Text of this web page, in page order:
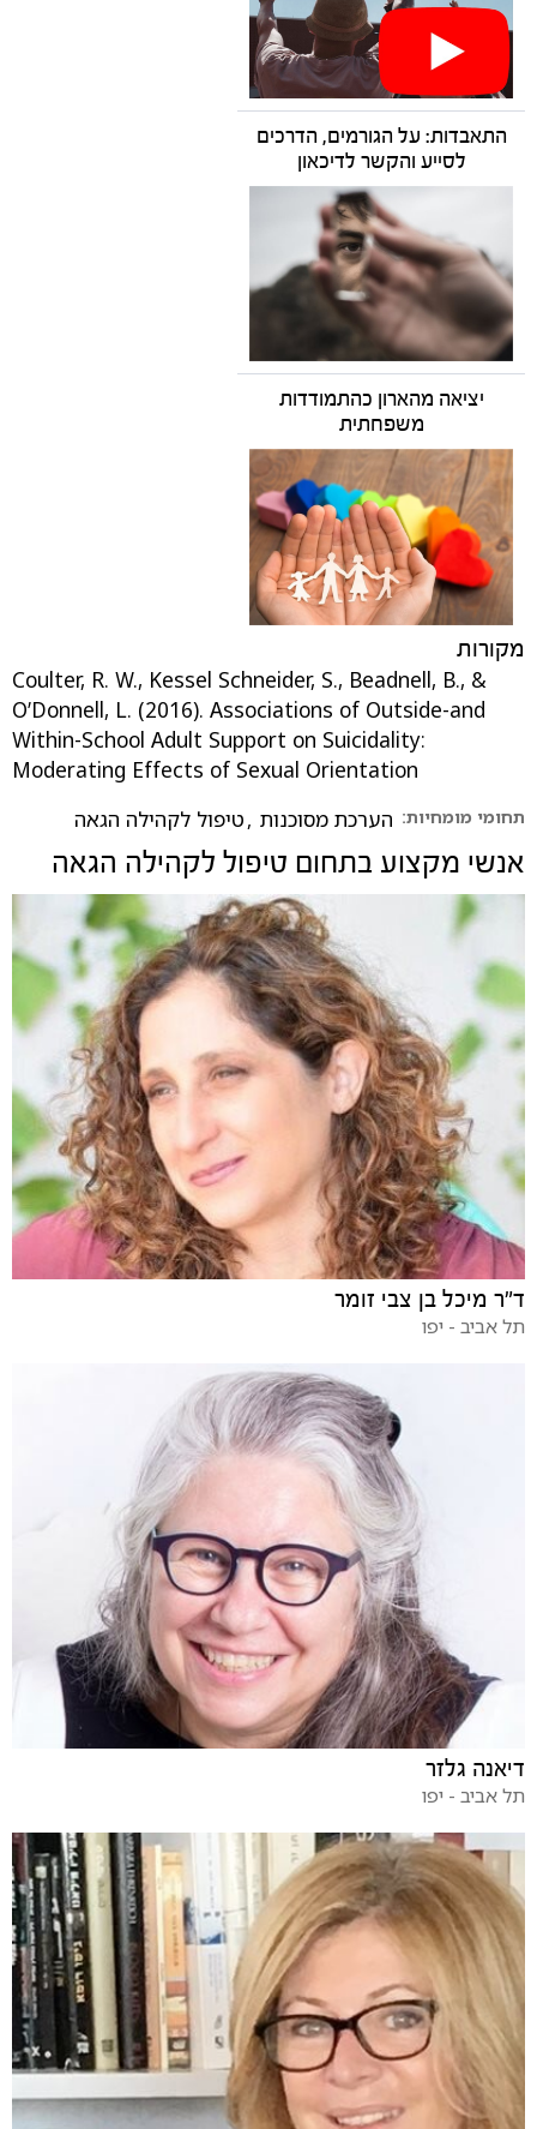
התאבדות: על הגורמים, הדרכים
לסייע והקשר לדיכאון
יציאה מהארון כהתמודדות
משפחתית
מקורות
Coulter, R. W., Kessel Schneider, S., Beadnell, B., &
O’Donnell, L. (2016). Associations of Outside-and
Within-School Adult Support on Suicidality:
Moderating Effects of Sexual Orientation‏
תחומי מומחיות: הערכת מסוכנות ,טיפול לקהילה הגאה
אנשי מקצוע בתחום טיפול לקהילה הגאה
ד"ר מיכל בן צבי זומר
תל אביב - יפו
דיאנה גלזר
תל אביב - יפו